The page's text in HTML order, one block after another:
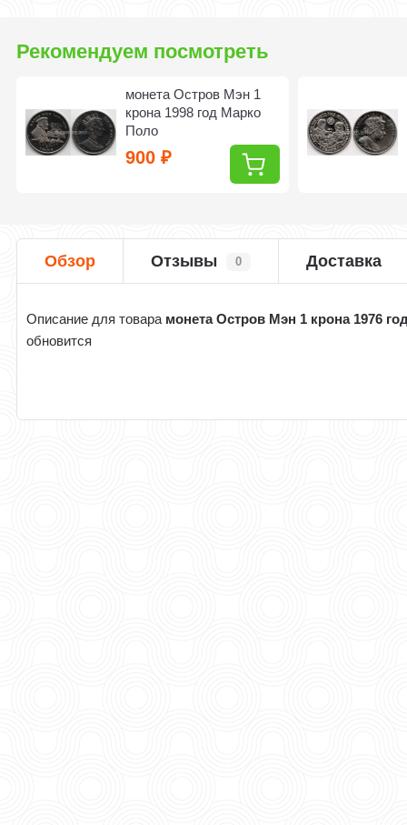
Рекомендуем посмотреть
монета Остров Мэн 1
крона 1998 год Марко
Поло
900₽
Обзор Отзывы 0 Доставка
Описание для товара монета Остров Мэн 1 крона 1976
обновится